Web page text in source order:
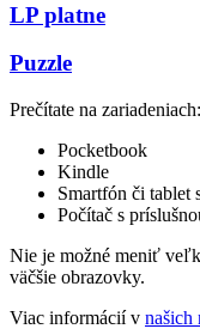
LP platne
Puzzle
Prečítate na zariadeniach:
Pocketbook
Kindle
Smartfón či tablet
Počítač s
Nie je možné meniť
väčšie obrazovky.
Viac informácií v našich